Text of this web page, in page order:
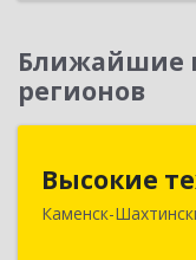
Ближайшие
регионов
Высокие
Каменск-
347810,